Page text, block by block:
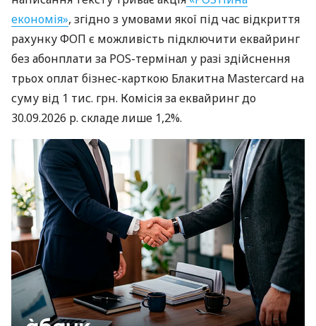
економія», згідно з умовами якої під час відкриття
рахунку ФОП є можливість підключити еквайринг
без абонплати за POS-термінал у разі здійснення
трьох оплат бізнес-карткою Блакитна Mastercard на
суму від 1 тис. грн. Комісія за еквайринг до
30.09.2026 р. складе лише 1,2%.